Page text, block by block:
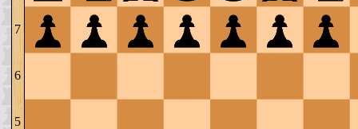
7
6
5